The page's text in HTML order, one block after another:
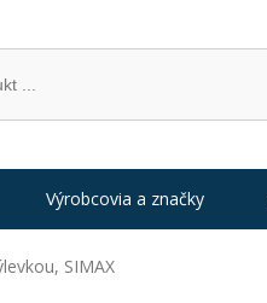
SIMAX
Výrobcovia a značky